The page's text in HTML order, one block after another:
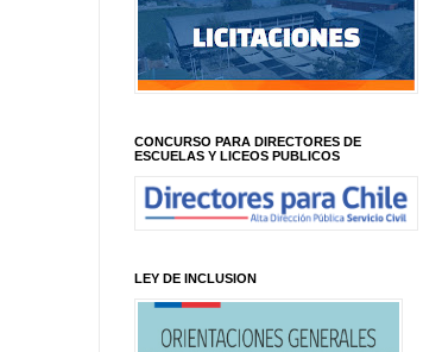
CONCURSO PARA DIRECTORES DE
ESCUELAS Y LICEOS PUBLICOS
LEY DE INCLUSION